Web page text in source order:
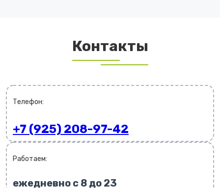
Контакты
Телефон:
+7 (925) 208-97-42
Работаем:
ежедневно с 8 до 23